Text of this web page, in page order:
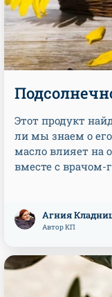
Этот продукт
ли мы знаем о
масло влияет на
вместе с врачом-
Агния
Автор КП